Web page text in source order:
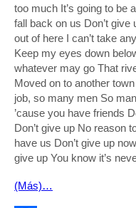
too much It’s going to be
fall back on us Don’t give
out of here I can’t take
Keep my eyes down
whatever may go That
Moved on to another
job, so many men So
’cause you have friends
Don’t give up No reason
have us Don’t give up
give up You know it’s
(Más)…